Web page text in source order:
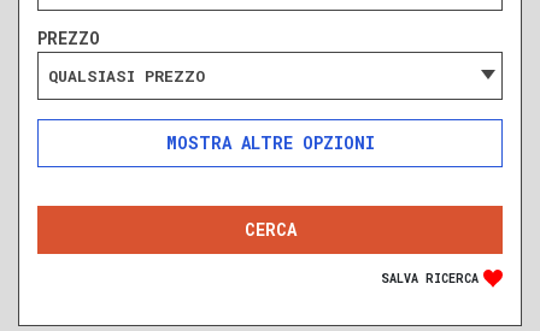
PREZZO
QUALSIASI PREZZO
ALTRE OPZIONI
SOLO ANNUNCI IN ASTA
SALVA RICERCA